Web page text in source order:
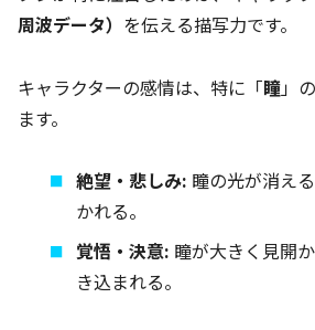
周波データ） を伝える描写力です。
キャラクターの感情は、特に「瞳」
ます。
絶望・悲しみ: 瞳の光が消え
かれる。
覚悟・決意: 瞳が大きく見開
き込まれる。